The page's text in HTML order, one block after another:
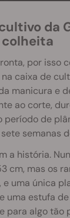
por isso
caixa de
manicura e
ao corte,
período de
semanas
a história.
cm, mas os
uma única
uma estufa
para algo tão